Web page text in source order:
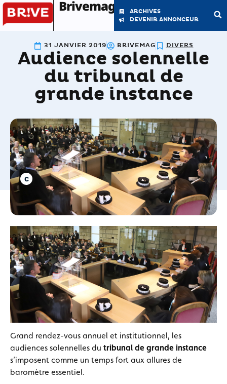
Brivemag'
ARCHIVES
DEVENIR ANNONCEUR
31 JANVIER 2019 BRIVEMAG DIVERS
Audience solennelle
du tribunal de
grande instance
Grand rendez-vous annuel et institutionnel, les
audiences solennelles du tribunal de grande instance
s’imposent comme un temps fort aux allures de
baromètre essentiel.